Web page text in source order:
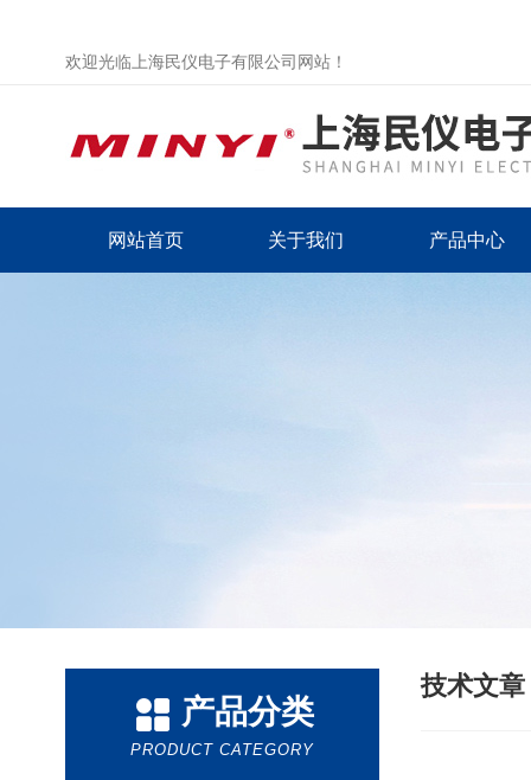
欢迎光临上海民仪电子有限公司网站！
网站首页 关于我们 产品中心
产品分类
PRODUCT CATEGORY
技术文章